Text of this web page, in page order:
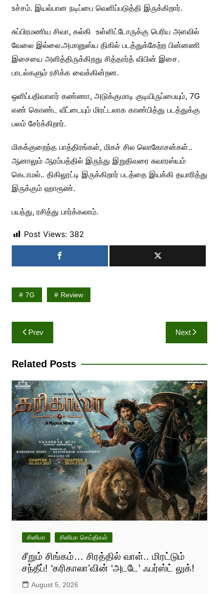
உச்சம். இயல்பான நடிப்பை வெளிப்படுத்தி இருக்கிறார்.
சுப்பிரமணிய சிவா, கல்கி உள்ளிட்டோருக்கு பெரிய அளவில்
வேலை இல்லை.அமானுஸ்ய திகில் படத்துக்கேற்ற பின்னணி
இசையை அளித்திருக்கிறது சித்தார்த் விபின் இசை.
பாடல்களும் ரசிக்க வைக்கின்றன.
ஒளிப்பதிவாளர் கண்ணா, அடுக்குமாடி குடியிருப்பையும், 7G
எண் கொண்ட வீட்டையும் மிரட்டலாக காண்பித்து படத்துக்கு
பலம் சேர்க்கிறார்.
மிகக்குறைந்த பாத்திரங்கள், மிகச் சில லொகோசன்கள்..
ஆனாலும் ஆரம்பத்தில் இருந்து இறுதிவரை சுவாரஸ்யம்
கெடாமல்.. திகிலூட்டி இருக்கிறார் படத்தை இயக்கி தயாரித்து
இருக்கும் ஹாரூண்.
பயந்து, ரசித்து பார்க்கலாம்.
Post Views: 382
7G Review
Post
navigation
Prev Next
Related Posts
சினிமா சினிமா செய்திகள்
சீறும் சிங்கம்… சிரத்தில் வாள்.. மிரட்டும்
சந்தீப்! ‘கரிகாலா’வின் ‘அடடே’ ஃபர்ஸ்ட் லுக்!
August 5, 2026